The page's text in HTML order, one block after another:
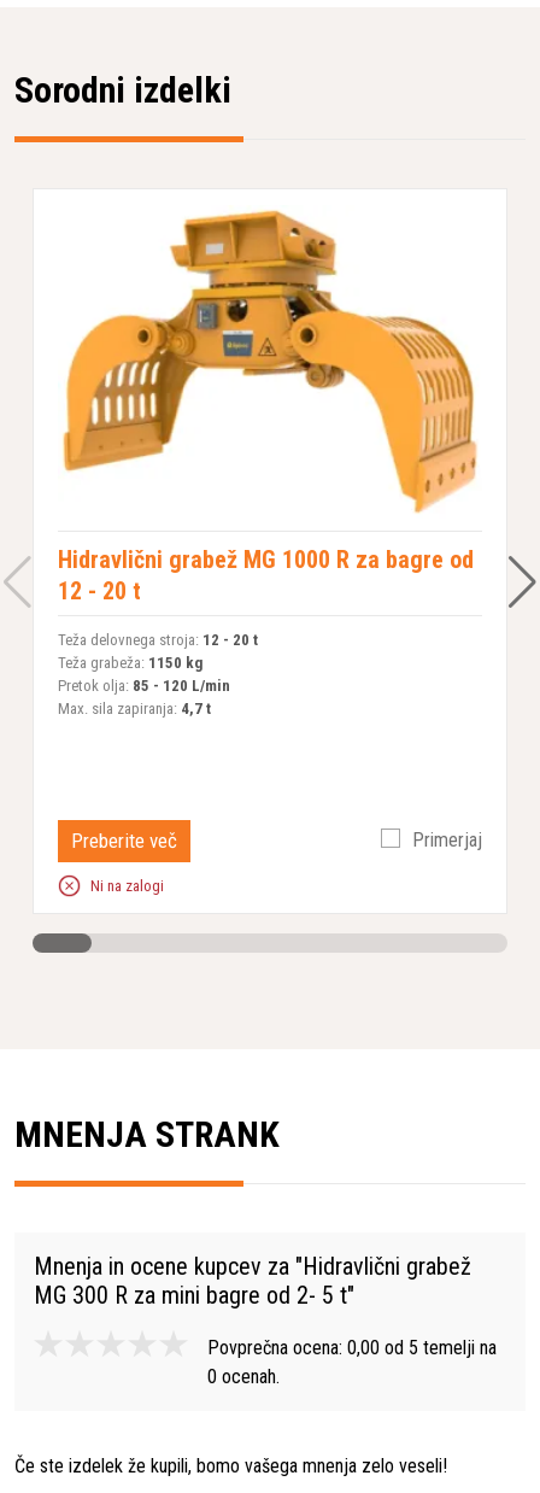
Sorodni izdelki
Hidravlični grabež MG 1000 R za bagre od
12 - 20 t
Teža delovnega stroja: 12 - 20 t
Teža grabeža: 1150 kg
Pretok olja: 85 - 120 L/min
Max. sila zapiranja: 4,7 t
Preberite več Primerjaj
Ni na zalogi
MNENJA STRANK
Mnenja in ocene kupcev za "Hidravlični grabež
MG 300 R za mini bagre od 2- 5 t"
Povprečna ocena: 0,00 od 5 temelji na
0 ocenah.
Če ste izdelek že kupili, bomo vašega mnenja zelo veseli!